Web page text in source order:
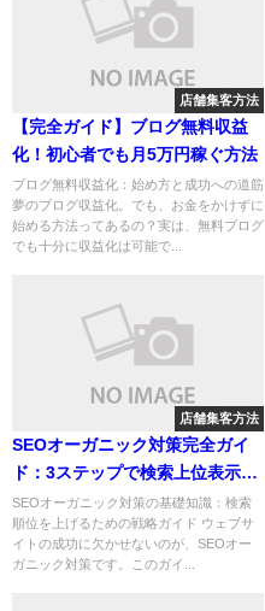
店舗集客方法
【完全ガイド】ブログ無料収益
化！初心者でも月5万円稼ぐ方法
ブログ無料収益化：始め方と成功への道筋
夢のブログ収益化。でも、お金をかけずに
始める方法ってあるの？実は、無料ブログ
でも十分に収益化は可能で...
店舗集客方法
SEOオーガニック対策完全ガイ
ド：3ステップで検索上位表示を
達成！
SEOオーガニック対策の基礎知識：検索
順位を上げるための戦略ガイド ウェブサ
イトの成功に欠かせないのが、SEOオー
ガニック対策です。このガイ...